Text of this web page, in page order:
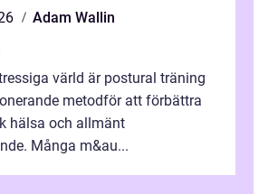
Adam Wallin
värld är postural träning
metodför att förbättra
hälsa och allmänt
Många m&au...